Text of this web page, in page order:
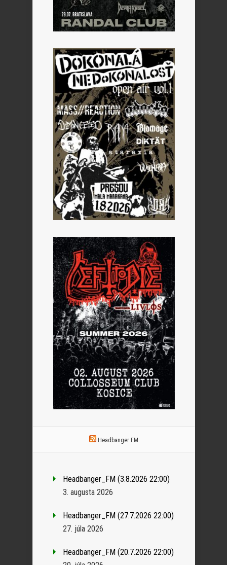
Headbanger FM
Headbanger_FM (3.8.2026 22:00)
3. augusta 2026
Headbanger_FM (27.7.2026 22:00)
27. júla 2026
Headbanger_FM (20.7.2026 22:00)